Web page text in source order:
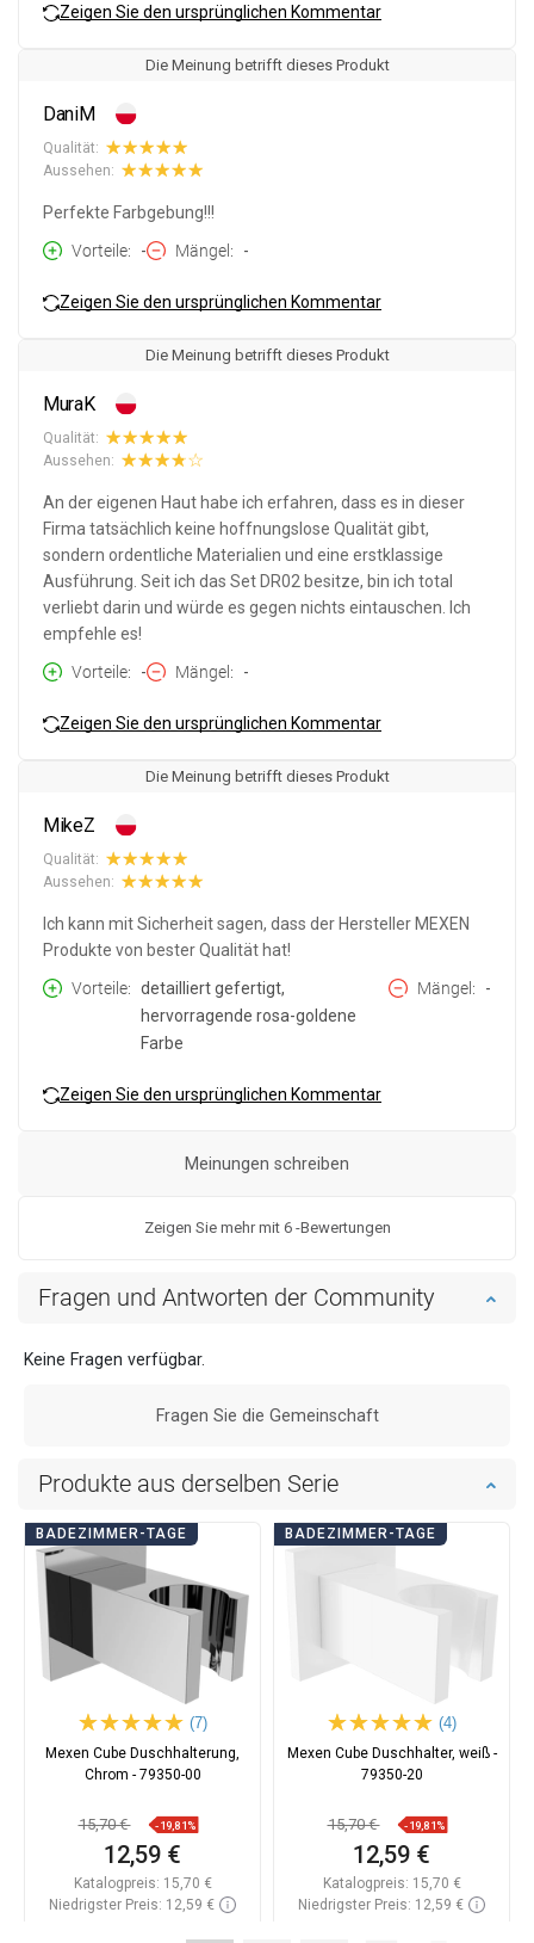
Zeigen Sie den ursprünglichen Kommentar
Die Meinung betrifft dieses Produkt
DaniM
Qualität:
Aussehen:
Perfekte Farbgebung!!!
Vorteile
- Mängel -
Zeigen Sie den ursprünglichen Kommentar
Die Meinung betrifft dieses Produkt
MuraK
Qualität:
Aussehen:
An der eigenen Haut habe ich erfahren, dass es in dieser
Firma tatsächlich keine hoffnungslose Qualität gibt,
sondern ordentliche Materialien und eine erstklassige
Ausführung. Seit ich das Set DR02 besitze, bin ich total
verliebt darin und würde es gegen nichts eintauschen. Ich
empfehle es!
Vorteile
- Mängel -
Zeigen Sie den ursprünglichen Kommentar
Die Meinung betrifft dieses Produkt
MikeZ
Qualität:
Aussehen:
Ich kann mit Sicherheit sagen, dass der Hersteller MEXEN
Produkte von bester Qualität hat!
Vorteile
detailliert gefertigt,
hervorragende rosa-goldene
Farbe
Mängel -
Zeigen Sie den ursprünglichen Kommentar
Zeigen Sie mehr mit 6 -Bewertungen
Meinungen schreiben
Fragen und Antworten der Community
Keine Fragen verfügbar.
Fragen Sie die Gemeinschaft
Produkte aus derselben Serie
BADEZIMMER-TAGE
(7)
Mexen Cube Duschhalterung,
Chrom - 79350-00
15,70 € -19,81%
12,59 €
Katalogpreis: 15,70 €
Niedrigster Preis: 12,59 €
BADEZIMMER-TAGE
(4)
Mexen Cube Duschhalter, weiß -
79350-20
15,70 € -19,81%
12,59 €
Katalogpreis: 15,70 €
Niedrigster Preis: 12,59 €